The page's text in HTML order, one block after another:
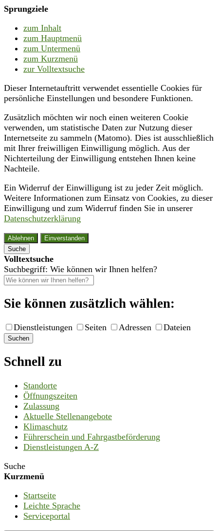
Sprungziele
zum Inhalt
zum Hauptmenü
zum Untermenü
zum Kurzmenü
zur Volltextsuche
Dieser Internetauftritt verwendet essentielle Cookies für
persönliche Einstellungen und besondere Funktionen.
Zusätzlich möchten wir noch einen weiteren Cookie
verwenden, um statistische Daten zur Nutzung dieser
Internetseite zu sammeln (Matomo). Dies ist ausschließlich
mit Ihrer freiwilligen Einwilligung möglich. Aus der
Nichterteilung der Einwilligung entstehen Ihnen keine
Nachteile.
Ein Widerruf der Einwilligung ist zu jeder Zeit möglich.
Weitere Informationen zum Einsatz von Cookies, zu dieser
Einwilligung und zum Widerruf finden Sie in unserer
Datenschutzerklärung
Ablehnen
Einverstanden
Suche
Volltextsuche
Suchbegriff: Wie können wir Ihnen helfen?
Sie können zusätzlich wählen:
Dienstleistungen Seiten Adressen Dateien
Suchen
Schnell zu
Standorte
Öffnungszeiten
Zulassung
Aktuelle Stellenangebote
Klimaschutz
Führerschein und Fahrgastbeförderung
Dienstleistungen A-Z
Suche
Kurzmenü
Startseite
Leichte Sprache
Serviceportal